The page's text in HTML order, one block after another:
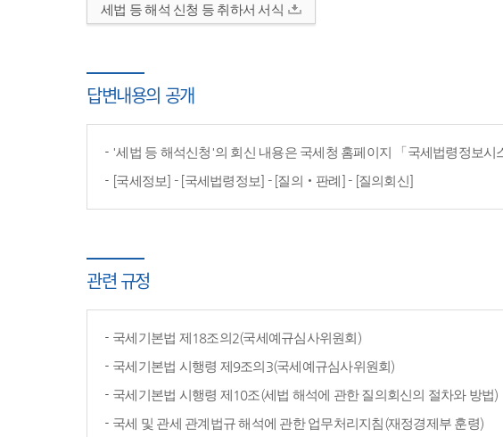
세법 등 해석 신청 등 취하서 서식
답변내용의 공개
'세법 등 해석신청'의 회신 내용은 국세청 홈페이지 「국세법령정보
[국세정보] - [국세법령정보] - [질의‧판례] - [질의회신]
관련 규정
국세기본법 제18조의2(국세예규심사위원회)
국세기본법 시행령 제9조의3(국세예규심사위원회)
국세기본법 시행령 제10조(세법 해석에 관한 질의회신의 절차와 방법)
국세 및 관세 관계법규 해석에 관한 업무처리지침(재정경제부 훈령)